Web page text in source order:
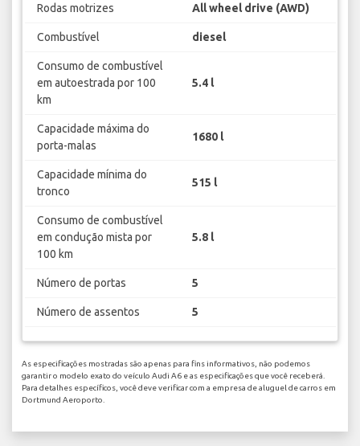
Rodas motrizes All wheel drive (AWD)
Combustível diesel
Consumo de combustível
em autoestrada por 100
km
5.4 l
Capacidade máxima do
porta-malas
1680 l
Capacidade mínima do
tronco
515 l
Consumo de combustível
em condução mista por
100 km
5.8 l
Número de portas 5
Número de assentos 5
As especificações mostradas são apenas para fins informativos, não podemos
garantir o modelo exato do veículo Audi A6 e as especificações que você receberá.
Para detalhes específicos, você deve verificar com a empresa de aluguel de carros em
Dortmund Aeroporto.